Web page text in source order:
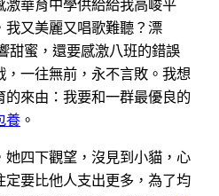
激華育中學供給給我高峻平
我又美麗又唱歌難聽？漂
蜜，還要感激八班的錯誤
一往無前，永不言敗。我想
來由：我要和一群最優良的
養 。
四下觀望，沒見到小貓，心
要比他人支出更多，為了均